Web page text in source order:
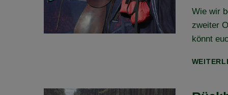
Wie wir
zweiter
könnt